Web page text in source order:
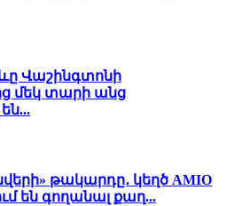
Վաշինգտոնի
մեկ տարի անց
թակարդը․ կեղծ AMIO
են գողանալ քաղ...